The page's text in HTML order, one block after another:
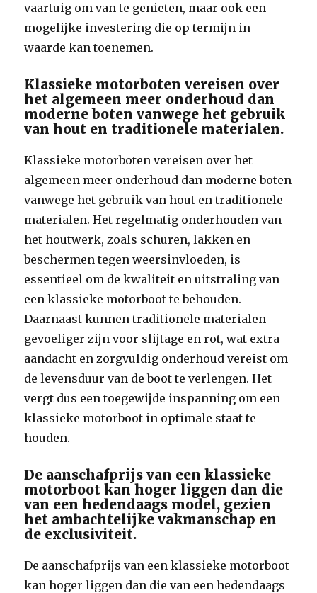
vaartuig om van te genieten, maar ook een
mogelijke investering die op termijn in
waarde kan toenemen.
Klassieke motorboten vereisen over
het algemeen meer onderhoud dan
moderne boten vanwege het gebruik
van hout en traditionele materialen.
Klassieke motorboten vereisen over het
algemeen meer onderhoud dan moderne boten
vanwege het gebruik van hout en traditionele
materialen. Het regelmatig onderhouden van
het houtwerk, zoals schuren, lakken en
beschermen tegen weersinvloeden, is
essentieel om de kwaliteit en uitstraling van
een klassieke motorboot te behouden.
Daarnaast kunnen traditionele materialen
gevoeliger zijn voor slijtage en rot, wat extra
aandacht en zorgvuldig onderhoud vereist om
de levensduur van de boot te verlengen. Het
vergt dus een toegewijde inspanning om een
klassieke motorboot in optimale staat te
houden.
De aanschafprijs van een klassieke
motorboot kan hoger liggen dan die
van een hedendaags model, gezien
het ambachtelijke vakmanschap en
de exclusiviteit.
De aanschafprijs van een klassieke motorboot
kan hoger liggen dan die van een hedendaags